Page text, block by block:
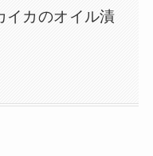
イカのオイル漬